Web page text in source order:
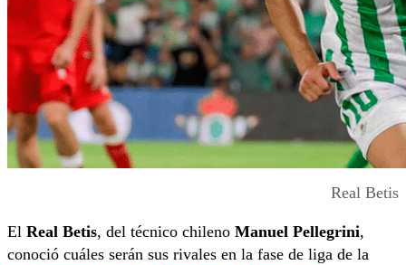
Real Betis
El Real Betis, del técnico chileno Manuel Pellegrini,
conoció cuáles serán sus rivales en la fase de liga de la